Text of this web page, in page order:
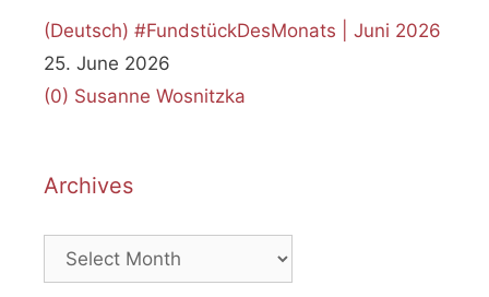
(Deutsch) #FundstückDesMonats | Juni 2026
25. June 2026
(0) Susanne Wosnitzka
Archives
Archives